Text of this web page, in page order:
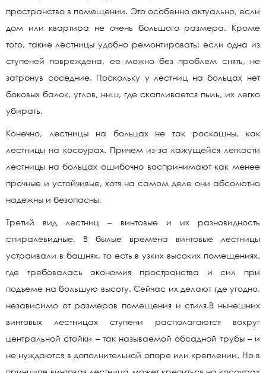
пространство в помещении. Это особенно актуально, если
дом или квартира не очень большого размера. Кроме
того, такие лестницы удобно ремонтировать: если одна из
ступеней повреждена, ее можно без проблем снять, не
затронув соседние. Поскольку у лестниц на больцах нет
боковых балок, углов, ниш, где скапливается пыль, их легко
убирать.
Конечно, лестницы на больцах не так роскошны, как
лестницы на косоурах. Причем из-за кажущейся легкости
лестницы на больцах ошибочно воспринимают как менее
прочные и устойчивые, хотя на самом деле они абсолютно
надежны и безопасны.
Третий вид лестниц – винтовые и их разновидность
спиралевидные. В былые времена винтовые лестницы
устраивали в башнях, то есть в узких высоких помещениях,
где требовалась экономия пространства и сил при
подъеме на большую высоту. Сейчас их делают где угодно,
независимо от размеров помещения и стиля.В нынешних
винтовых лестницах ступени располагаются вокруг
центральной стойки – так называемой обсадной трубы – и
не нуждаются в дополнительной опоре или креплении. Но в